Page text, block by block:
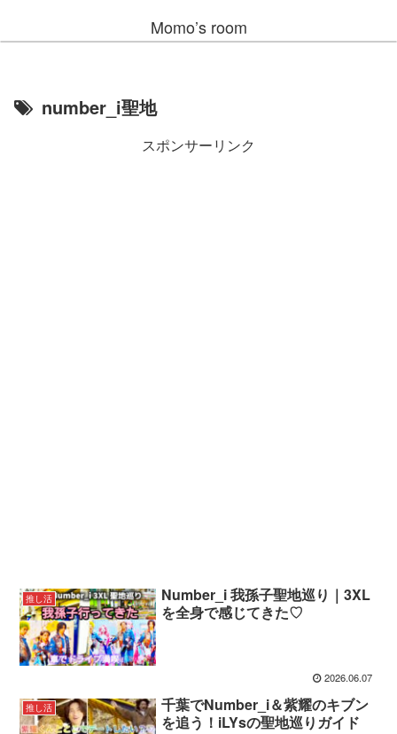
Momo’s room
number_i聖地
スポンサーリンク
推し活
Number_i 我孫子聖地巡り｜3XL
を全身で感じてきた♡
2026.06.07
推し活
千葉でNumber_i＆紫耀のキブン
を追う！iLYsの聖地巡りガイド